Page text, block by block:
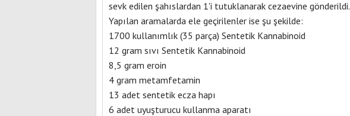
sevk edilen şahıslardan 1'i tutuklanarak cezaevine gönderildi.
Yapılan aramalarda ele geçirilenler ise şu şekilde:
1700 kullanımlık (35 parça) Sentetik Kannabinoid
12 gram sıvı Sentetik Kannabinoid
8,5 gram eroin
4 gram metamfetamin
13 adet sentetik ecza hapı
6 adet uyuşturucu kullanma aparatı